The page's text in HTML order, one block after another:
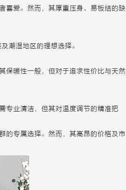
喜爱。然而，其厚重压身、易板结的缺
潮湿地区的理想选择。
保暖性一般，但对于追求性价比与天然
专业清洁，但其对温度调节的精准把
的专属选择。然而，其高昂的价格及市